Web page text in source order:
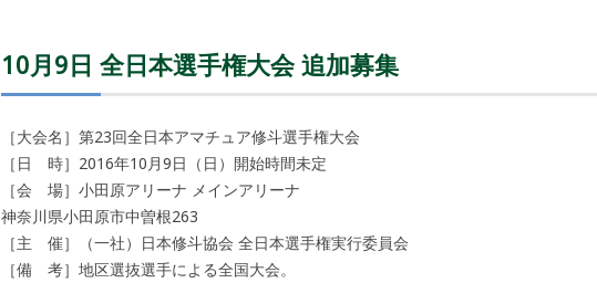
10月9日 全日本選手権大会 追加募集
［大会名］第23回全日本アマチュア修斗選手権大会
［日 時］2016年10月9日（日）開始時間未定
［会 場］小田原アリーナ メインアリーナ
神奈川県小田原市中曽根263
［主 催］（一社）日本修斗協会 全日本選手権実行委員会
［備 考］地区選抜選手による全国大会。